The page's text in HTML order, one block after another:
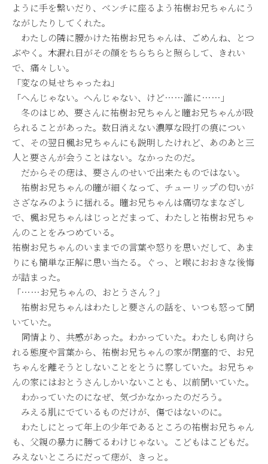
ように手を繋いだり、ベンチに座るよう祐樹お兄ちゃんにう
ながしたりしてくれた。
わたしの隣に腰かけた祐樹お兄ちゃんは、ごめんね、とつ
ぶやく。木漏れ日がその顔をちらちらと照らして、きれい
で、痛々しい。
「変なの見せちゃったね」
「へんじゃない。へんじゃない、けど……誰に……」
冬のはじめ、要さんに祐樹お兄ちゃんと瞳お兄ちゃんが殴
られることがあった。数日消えない濃厚な殴打の痕につい
て、その翌日楓お兄ちゃんにも説明したけれど、あのあと三
人と要さんが会うことはない。なかったのだ。
だからその痣は、要さんのせいで出来たものではない。
祐樹お兄ちゃんの瞳が細くなって、チューリップの匂いが
さざなみのように揺れる。瞳お兄ちゃんは痛切なまなざし
で、楓お兄ちゃんはじっとだまって、わたしと祐樹お兄ちゃ
んのことをみつめている。
祐樹お兄ちゃんのいままでの言葉や怒りを思いだして、あま
りにも簡単な正解に思い当たる。ぐっ、と喉におおきな後悔
が詰まった。
「……お兄ちゃんの、おとうさん？」
祐樹お兄ちゃんはわたしと要さんの話を、いつも怒って聞
いていた。
同情より、共感があった。わかっていた。わたしも向けら
れる態度や言葉から、祐樹お兄ちゃんの家が閉塞的で、お兄
ちゃんを離そうとしないことをとうに察していた。お兄ちゃ
んの家にはおとうさんしかいないことも、以前聞いていた。
わかっていたのになぜ、気づかなかったのだろう。
みえる肌にでているものだけが、傷ではないのに。
わたしにとって年上の少年であるところの祐樹お兄ちゃん
も、父親の暴力に勝てるわけじゃない。こどもはこどもだ。
みえないところにだって痣が、きっと。